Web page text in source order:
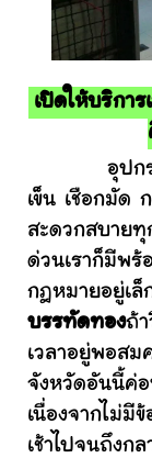
เปิดให้บริกา
อุปกรณ์ใน
เข็น เชือกมัด
สะดวกสบายทุ
ด่วนเราก็มีพร้
กฎหมายอยู่เล็
บรรทัดทองถ้า
เวลาอยู่พอสม
จังหวัดอันนี้ค่อ
เนื่องจากไม่มี
เช้าไปจนถึงก